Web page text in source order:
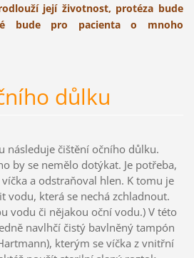
její životnost, protéza bude
bude pro pacienta o mnoho
důlku
následuje čištění očního důlku.
by se nemělo dotýkat. Je potřeba,
a odstraňoval hlen. K tomu je
vodu, která se nechá zchladnout.
vodu či nějakou oční vodu.) V této
navlhčí čistý bavlněný tampón
kterým se víčka z vnitřní